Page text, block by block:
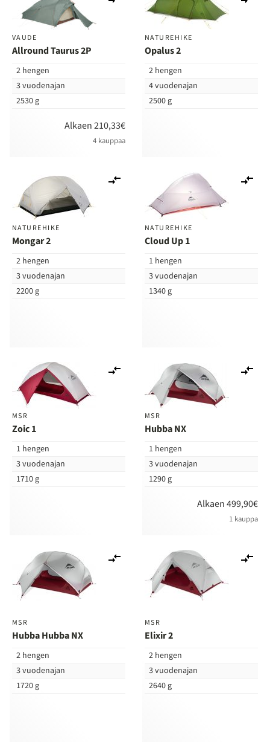
VAUDE
Allround Taurus 2P
2 hengen
3 vuodenajan
2530 g
Alkaen 210,33€
4 kauppaa
vertailuun
NATUREHIKE
Opalus 2
2 hengen
4 vuodenajan
2500 g
NATUREHIKE
Mongar 2
2 hengen
3 vuodenajan
2200 g
NATUREHIKE
Cloud Up 1
1 hengen
3 vuodenajan
1340 g
MSR
Zoic 1
1 hengen
3 vuodenajan
1710 g
vertailuun
MSR
Hubba NX
1 hengen
3 vuodenajan
1290 g
Alkaen 499,90€
1 kauppa
MSR
Hubba Hubba NX
2 hengen
3 vuodenajan
1720 g
vertailuun
MSR
Elixir 2
2 hengen
3 vuodenajan
2640 g